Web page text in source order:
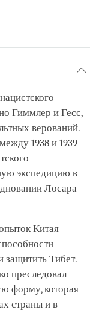
Гиммлер и Гесс,
верований.
1938 и 1939
экспедицию в
Лосара
Китая
защитить Тибет.
преследовал
форму, которая
страны и в